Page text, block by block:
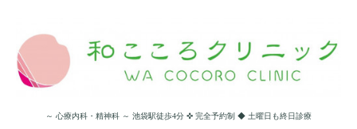
～ 心療内科・精神科 ～ 池袋駅徒歩4分 ✜ 完全予約制 ◆ 土曜日も終日診療